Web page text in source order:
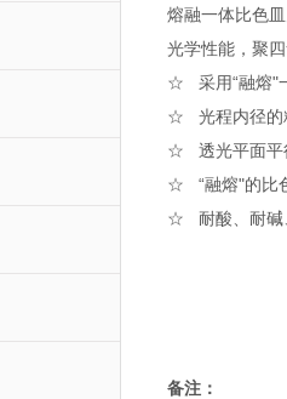
熔融一体比色
光学性能，聚
☆ 采用“融熔"
☆ 光程内径的
☆ 透光平面平
☆ “融熔"的比
☆ 耐酸、耐碱
备注：